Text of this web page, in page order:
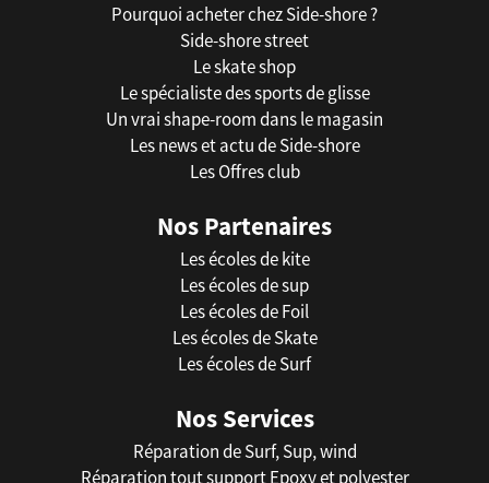
Pourquoi acheter chez Side-shore ?
Side-shore street
Le skate shop
Le spécialiste des sports de glisse
Un vrai shape-room dans le magasin
Les news et actu de Side-shore
Les Offres club
Nos Partenaires
Les écoles de kite
Les écoles de sup
Les écoles de Foil
Les écoles de Skate
Les écoles de Surf
Nos Services
Réparation de Surf, Sup, wind
Réparation tout support Epoxy et polyester